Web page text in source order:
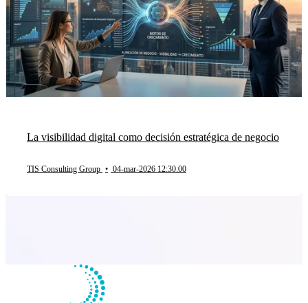
La visibilidad digital como decisión estratégica de negocio
TIS Consulting Group • 04-mar-2026 12:30:00